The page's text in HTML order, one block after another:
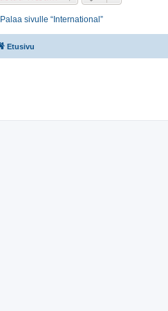
Palaa sivulle “International”
Etusivu